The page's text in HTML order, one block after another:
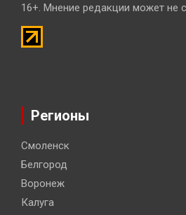
16+. Мнение редакции может не
Регионы
Смоленск
Белгород
Воронеж
Калуга